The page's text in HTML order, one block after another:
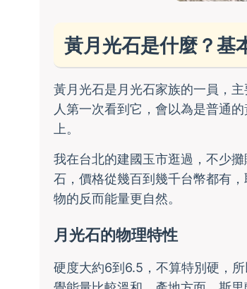
黃月光石是什麼？基
黃月光石是月光石家族的一員，
人第一次看到它，會以為是普通
上。
我在台北的建國玉市逛過，不少
石，價格從幾百到幾千台幣都有
物的反而能量更自然。
月光石的物理特性
硬度大約6到6.5，不算特別硬，